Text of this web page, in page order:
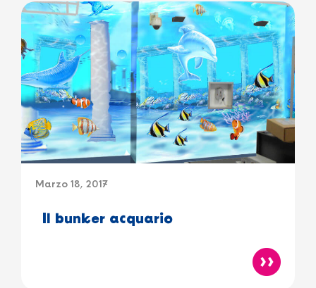
Marzo 18, 2017
Il bunker acquario